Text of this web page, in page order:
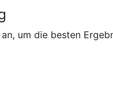
um die besten